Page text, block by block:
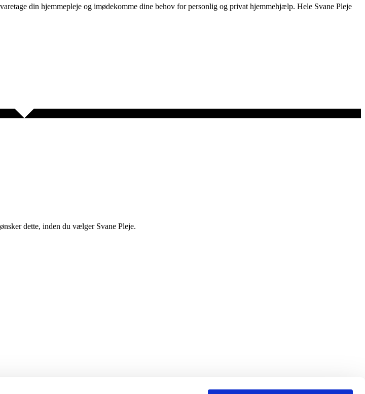
din hjemmepleje og imødekomme dine behov for personlig og privat hjemmehjælp. Hele Svane Pleje
dette, inden du vælger Svane Pleje.